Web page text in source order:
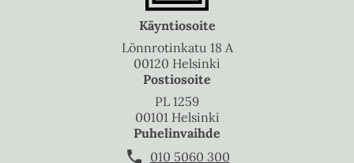
Käyntiosoite
Lönnrotinkatu 18 A
00120 Helsinki
Postiosoite
PL 1259
00101 Helsinki
Puhelinvaihde
010 5060 300